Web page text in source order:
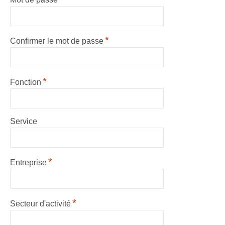
Confirmer le mot de passe*
Fonction *
Service
Entreprise*
Secteur d'activité*